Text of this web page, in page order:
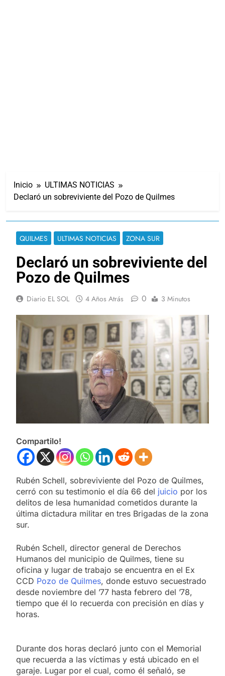
Inicio
ULTIMAS NOTICIAS
Declaró un sobreviviente del Pozo de Quilmes
QUILMES ULTIMAS NOTICIAS ZONA SUR
Declaró un sobreviviente del
Pozo de Quilmes
Diario EL SOL 4 Años Atrás 0 3 Minutos
Compartilo!
Rubén Schell, sobreviviente del Pozo de Quilmes,
cerró con su testimonio el día 66 del juicio por los
delitos de lesa humanidad cometidos durante la
última dictadura militar en tres Brigadas de la zona
sur.
Rubén Schell, director general de Derechos
Humanos del municipio de Quilmes, tiene su
oficina y lugar de trabajo se encuentra en el Ex
CCD Pozo de Quilmes, donde estuvo secuestrado
desde noviembre del ’77 hasta febrero del ’78,
tiempo que él lo recuerda con precisión en días y
horas.
Durante dos horas declaró junto con el Memorial
que recuerda a las víctimas y está ubicado en el
garaje. Lugar por el cual, como él señaló, se